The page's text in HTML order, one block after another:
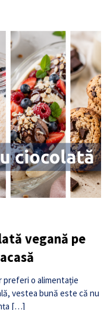
vegană pe
preferi o alimentație
vestea bună este că nu
[…]